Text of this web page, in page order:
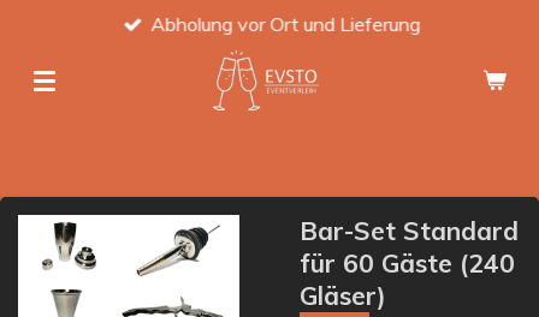
springen
Abholung vor Ort und Lieferung
Bar-Set Standard
für 60 Gäste (240
Gläser)